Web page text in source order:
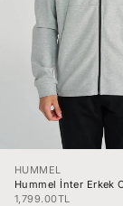
HUMMEL
Hummel İnter Erkek
922405-2393
İndirimli fiyat
1,799.00TL